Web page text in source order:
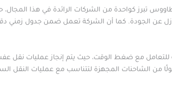
تبرز كواحدة من الشركات الرائدة في هذا
عن الجودة. كما أن الشركة تعمل ضمن جدول زمني
مع ضغط الوقت، حيث يتم إنجاز عمليات نقل
من الشاحنات المجهزة لتتناسب مع عمليات النقل